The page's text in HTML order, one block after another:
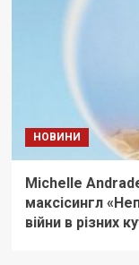
НОВИНИ
Michelle
максісингл
війни в різних